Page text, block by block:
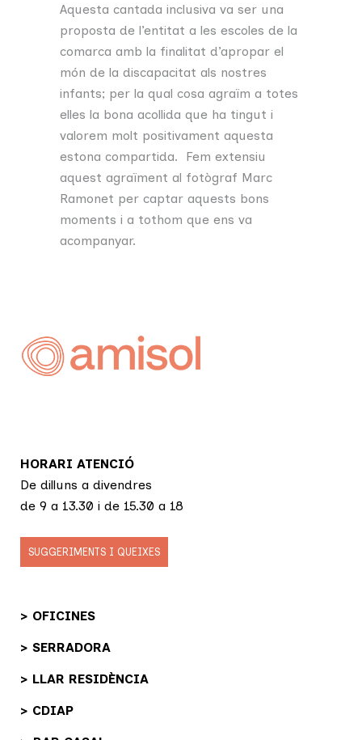
Aquesta cantada inclusiva va ser una
proposta de l’entitat a les escoles de la
comarca amb la finalitat d’apropar el
món de la discapacitat als nostres
infants; per la qual cosa agraïm a totes
elles la bona acollida que ha tingut i
valorem molt positivament aquesta
estona compartida. Fem extensiu
aquest agraïment al fotògraf Marc
Ramonet per captar aquests bons
moments i a tothom que ens va
acompanyar.
HORARI ATENCIÓ
De dilluns a divendres
de 9 a 13.30 i de 15.30 a 18
SUGGERIMENTS I QUEIXES
> OFICINES
> SERRADORA
> LLAR RESIDÈNCIA
> CDIAP